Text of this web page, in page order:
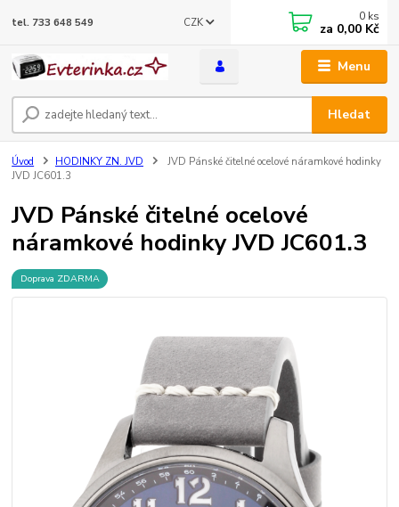
Menu
CZK
Hledat
tel. 733 648 549 0 ks
za 0,00 Kč
Úvod HODINKY ZN. JVD
JVD Pánské čitelné ocelové náramkové hodinky
JVD JC601.3
JVD Pánské čitelné ocelové
náramkové hodinky JVD JC601.3
Doprava ZDARMA